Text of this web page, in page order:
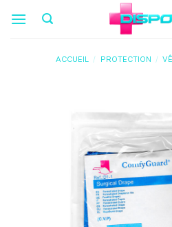
ACCUEIL / PROTECTION /